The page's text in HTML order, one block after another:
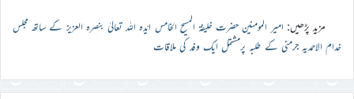
مزید پڑھیں: امیر المومنین حضرت خلیفۃ المسیح الخامس ایّدہ اللہ تعالیٰ بنصرہ العزیز کے ساتھ مجلس
خدام الاحمدیہ جرمنی کے طلبہ پرمشتمل ایک وفد کی ملاقات